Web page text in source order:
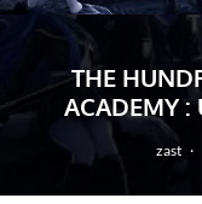
THE
ACADEMY :
zast ·